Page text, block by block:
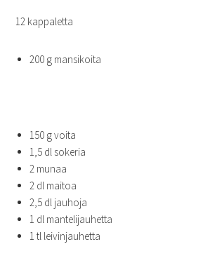
12 kappaletta
200 g mansikoita
150 g voita
1,5 dl sokeria
2 munaa
2 dl maitoa
2,5 dl jauhoja
1 dl mantelijauhetta
1 tl leivinjauhetta